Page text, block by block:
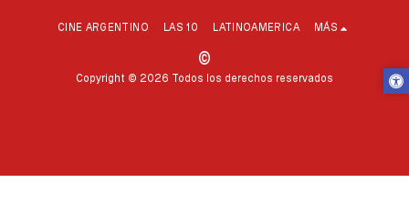
©
Copyright © 2026 Todos los derechos reservados
CINE ARGENTINO LAS 10 LATINOAMERICA MÁS